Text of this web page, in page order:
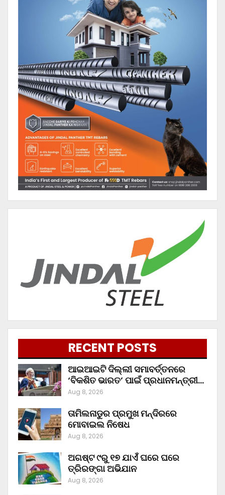
RECENT POSTS
ଆଇଆଇଟି ଦିଲ୍ଲୀ ସମାବର୍ତ୍ତନରେ
‘ବିକଶିତ ଭାରତ’ ପାଇଁ ପ୍ରଧାନମନ୍ତ୍ରୀ…
Aug 8, 2026
ତାମିଲନାଡୁର ପ୍ରମୁଖ ମନ୍ଦିରରେ
ମୋବାଇଲ ନିଷେଧ
Aug 8, 2026
ଅଗଷ୍ଟ ୯ରୁ ୧୭ ଯାଏଁ ଘରେ ଘରେ
ତ୍ରିରଙ୍ଗା ଅଭିଯାନ
Aug 8, 2026